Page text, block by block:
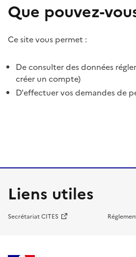
Que pouvez-
Ce site vous permet :
De consulter des données
créer un compte)
D'effectuer vos demandes de
Liens utiles
Secrétariat CITES